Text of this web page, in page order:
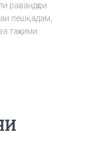
равандҳои
пешқадам,
таҳкими